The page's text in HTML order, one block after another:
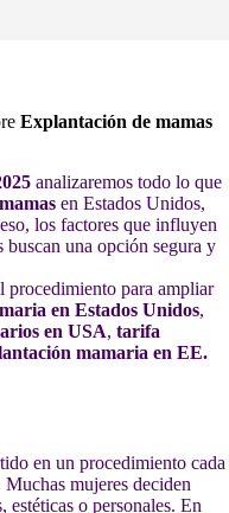
Explantación de mamas
analizaremos todo lo que
en Estados Unidos,
los factores que influyen
buscan una opción segura y
procedimiento para ampliar
en Estados Unidos,
en USA, tarifa
mamaria en EE.
en un procedimiento cada
mujeres deciden
estéticas o personales. En